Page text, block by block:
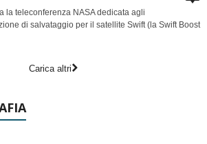
la teleconferenza NASA dedicata agli
di salvataggio per il satellite Swift (la Swift Boost
Carica altri